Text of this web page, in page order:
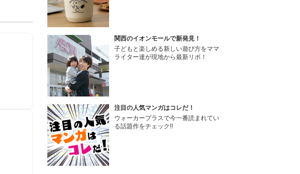
関西のイオンモールで新発見！
子どもと楽しめる新しい遊び方をママ
ライター達が現地から最新リポ！
注目の人気マンガはコレだ！
ウォーカープラスで今一番読まれてい
る話題作をチェック!!